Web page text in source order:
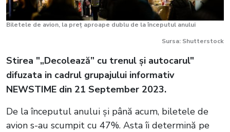
Biletele de avion, la preț aproape dublu de la începutul anului
Sursa: Shutterstock
Stirea "„Decolează” cu trenul și autocarul"
difuzata in cadrul grupajului informativ
NEWSTIME din 21 September 2023.
De la începutul anului și până acum, biletele de
avion s-au scumpit cu 47%. Asta îi determină pe